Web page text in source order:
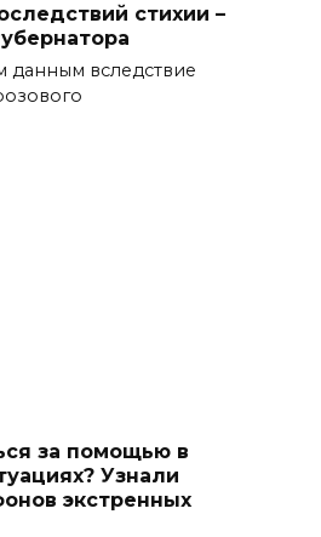
стихии –
данным вследствие
за помощью в
Узнали
экстренных